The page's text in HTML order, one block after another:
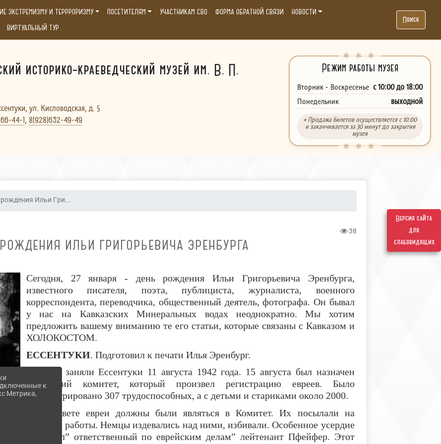
Версия сайта
для
слабовидящих
ЭКСТРЕМИЗМУ И ТЕРРРОРИЗМУ ПОСЕТИТЕЛЯМ УЧАСТНИКАМ СВО ФОРМА ОБРАТНОЙ СВЯЗИ
НОВОСТИ
ВИРТУАЛЬНЫЙ ТУР
Поиск
историко-краеведческий музей им. В. П.
ул. Кисловодская, д. 5
44-1, 8(928)632-49-49
Режим работы музея
Вторник - Воскресенье с 10:00 до 18:00
Понедельник выходной
* Продажа билетов осуществляется с 10:00
и заканчивается за 30 минут до закрытия
музея
Ильи Гри...
38
ИЛЬИ ГРИГОРЬЕВИЧА ЭРЕНБУРГА
Сегодня, 27 января - день рождения Ильи Григорьевича Эренбурга,
известного писателя, поэта, публициста, журналиста, военного
корреспондента, переводчика, общественный деятель, фотографа. Он бывал
у нас на Кавказских Минеральных водах неоднократно. Мы хотим
предложить вашему вниманию те его статьи, которые связаны с Кавказом и
ХОЛОКОСТОМ.
ЕССЕНТУКИ. Подготовил к печати Илья Эренбург.
«Немцы заняли Ессентуки 11 августа 1942 года. 15 августа был назначен
Еврейский комитет, который произвел регистрацию евреев. Было
зарегистрировано 307 трудоспособных, а с детьми и стариками около 2000.
На рассвете евреи должны были являться в Комитет. Их посылали на
тяжелые работы. Немцы издевались над ними, избивали. Особенное усердие
проявлял” ответственный по еврейским делам” лейтенант Пфейфер. Этот
к
Метрика,